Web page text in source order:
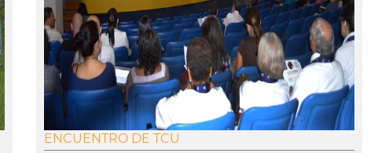
ENCUENTRO DE TCU